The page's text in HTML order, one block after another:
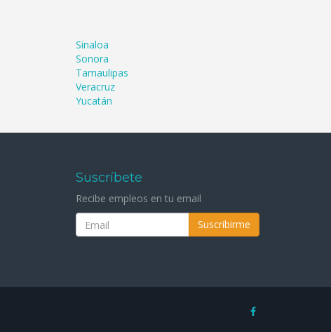
Sinaloa
Sonora
Tamaulipas
Veracruz
Yucatán
Suscríbete
Recibe empleos en tu email
Suscribirme